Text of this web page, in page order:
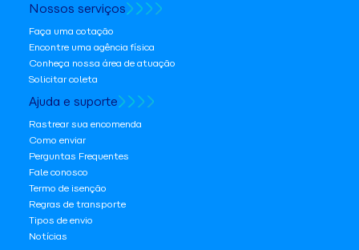
Nossos serviços
Faça uma cotação
Encontre uma agência física
Conheça nossa área de atuação
Solicitar coleta
Ajuda e suporte
Rastrear sua encomenda
Como enviar
Perguntas Frequentes
Fale conosco
Termo de isenção
Regras de transporte
Tipos de envio
Notícias